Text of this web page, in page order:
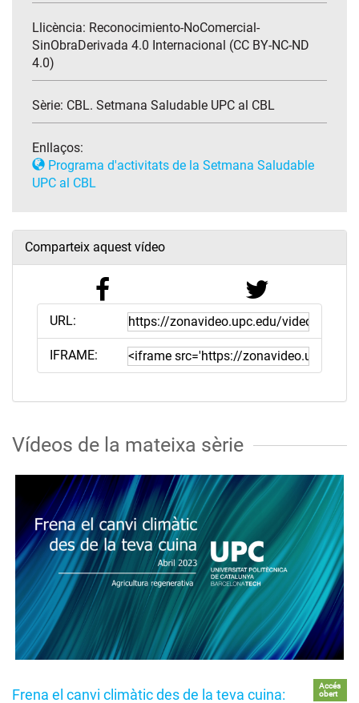
Llicència: Reconocimiento-NoComercial-
SinObraDerivada 4.0 Internacional (CC BY-NC-ND
4.0)
Sèrie: CBL. Setmana Saludable UPC al CBL
Enllaços:
Programa d'activitats de la Setmana Saludable
UPC al CBL
Comparteix aquest vídeo
URL:
IFRAME:
Vídeos de la mateixa sèrie
Frena el canvi climàtic des de la teva cuina:
Accés
obert